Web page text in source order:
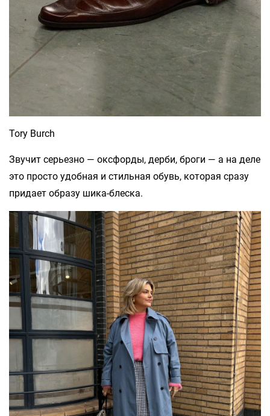
Tory Burch
Звучит серьезно — оксфорды, дерби, броги — а на деле
это просто удобная и стильная обувь, которая сразу
придает образу шика-блеска.